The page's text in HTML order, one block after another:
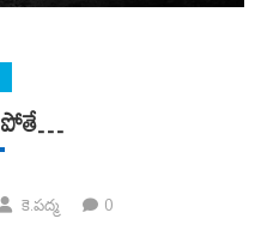
పోతే…
కె.పద్మ 0